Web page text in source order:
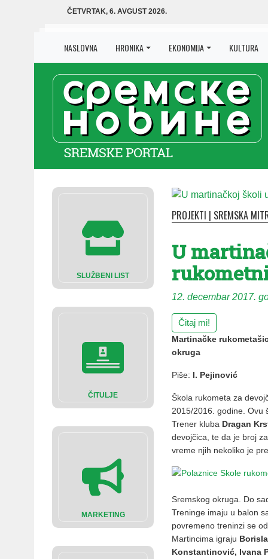
ČETVRTAK, 6. AVGUST 2026.
NASLOVNA HRONIKA EKONOMIJA KULTURA
SLUŽBENI LIST
ČITULJE
MARKETING
PROJEKTI | SREMSKA
U
12. decembar 2017.
Čitaj mi!
Martinačke
okruga
Piše: I. Pejinović
Škola rukometa za
2015/2016. godine. Ovu
Trener kluba Dragan
devojčica, te da je broj
vreme njih nekoliko je
Sremskog okruga. Do
Treninge imaju u balon
povremeno treninzi se
Martincima igraju
Konstantinović, Ivana